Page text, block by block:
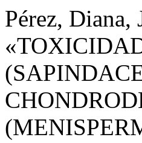
Pérez, Diana,